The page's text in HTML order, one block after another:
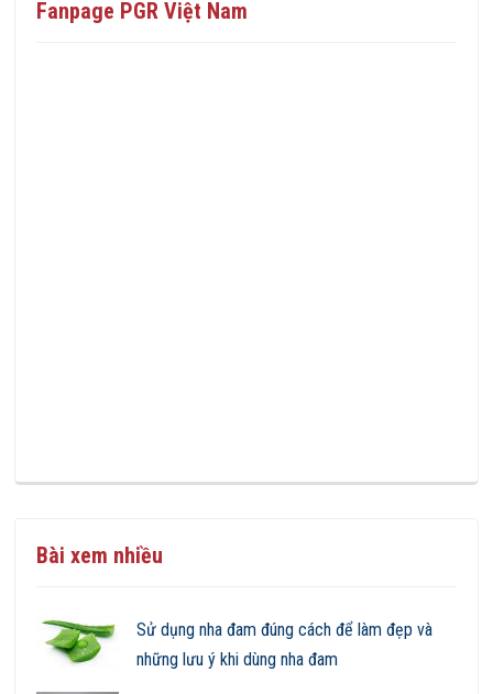
Fanpage PGR Việt Nam
Bài xem nhiều
Sử dụng nha đam đúng cách để làm đẹp và
những lưu ý khi dùng nha đam